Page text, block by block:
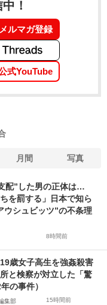
！
メルマガ登録
式YouTube
月間 写真
配”した男の正体は…
を罰する」日本で知ら
ウシュビッツ”の不条理
8時間前
歳女子高生を強姦殺害
と検察が対立した「驚
の事件）
集部 15時間前